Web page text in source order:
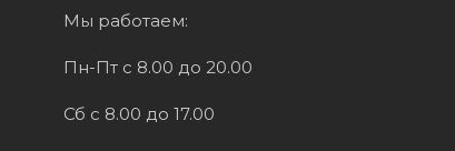
Мы работаем:
Пн-Пт с 8.00 до 20.00
Сб с 8.00 до 17.00